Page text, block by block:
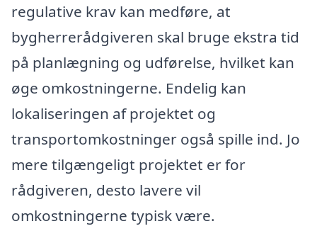
regulative krav kan medføre, at
bygherrerådgiveren skal bruge ekstra tid
på planlægning og udførelse, hvilket kan
øge omkostningerne. Endelig kan
lokaliseringen af projektet og
transportomkostninger også spille ind. Jo
mere tilgængeligt projektet er for
rådgiveren, desto lavere vil
omkostningerne typisk være.